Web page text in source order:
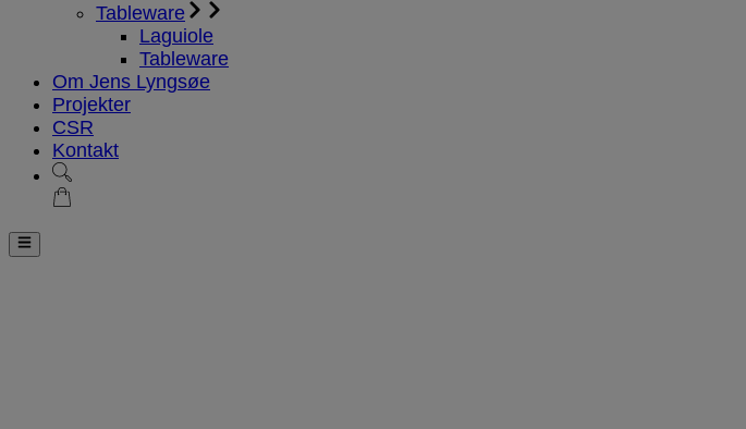
Tableware
Laguiole
Tableware
Om Jens Lyngsøe
Projekter
CSR
Kontakt